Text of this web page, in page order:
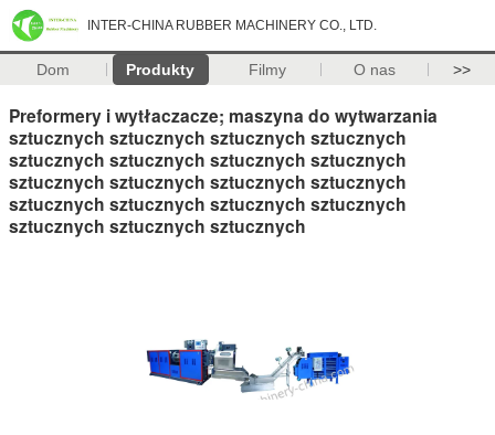
INTER-CHINA RUBBER MACHINERY CO., LTD.
Dom Produkty Filmy O nas >>
Preformery i wytłaczacze; maszyna do wytwarzania
sztucznych sztucznych sztucznych sztucznych
sztucznych sztucznych sztucznych sztucznych
sztucznych sztucznych sztucznych sztucznych
sztucznych sztucznych sztucznych sztucznych
sztucznych sztucznych sztucznych